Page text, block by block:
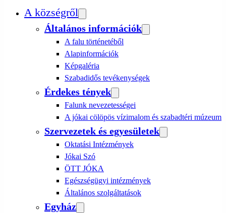
A községről
Általános információk
A falu történetéből
Alapinformációk
Képgaléria
Szabadidős tevékenységek
Érdekes tények
Falunk nevezetességei
A jókai cölöpös vízimalom és szabadtéri múzeum
Szervezetek és egyesületek
Oktatási Intézmények
Jókai Szó
ÖTT JÓKA
Egészségügyi intézmények
Általános szolgáltatások
Egyház